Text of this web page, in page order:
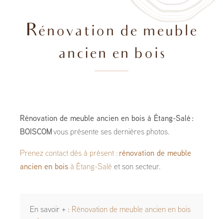
Rénovation de meuble
ancien en bois
Rénovation de meuble ancien en bois à Étang-Salé :
BOISCOM vous présente ses dernières photos.
Prenez contact dès à présent : rénovation de meuble
ancien en bois à Étang-Salé et son secteur.
En savoir + : Rénovation de meuble ancien en bois